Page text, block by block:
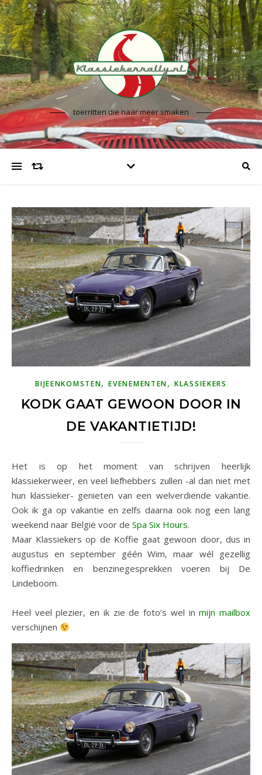
toerritten die naar meer smaken
BIJEENKOMSTEN,EVENEMENTEN,KLASSIEKERS
KODK GAAT GEWOON DOOR IN
DE VAKANTIETIJD!
Het is op het moment van schrijven heerlijk
klassiekerweer, en veel liefhebbers zullen -al dan niet met
hun klassieker- genieten van een welverdiende vakantie.
Ook ik ga op vakantie en zelfs daarna ook nog een lang
weekend naar België voor de Spa Six Hours.
Maar Klassiekers op de Koffie gaat gewoon door, dus in
augustus en september géén Wim, maar wél gezellig
koffiedrinken en benzinegesprekken voeren bij De
Lindeboom.
Heel veel plezier, en ik zie de foto’s wel inmijn mailbox
verschijnen